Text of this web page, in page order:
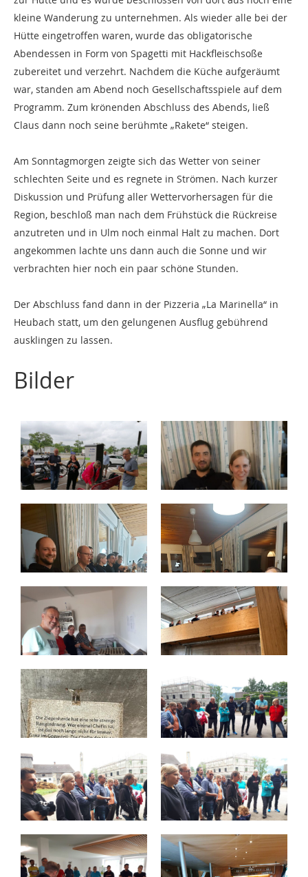
kleine Wanderung zu unternehmen. Als wieder alle bei der
Hütte eingetroffen waren, wurde das obligatorische
Abendessen in Form von Spagetti mit Hackfleischsoße
zubereitet und verzehrt. Nachdem die Küche aufgeräumt
war, standen am Abend noch Gesellschaftsspiele auf dem
Programm. Zum krönenden Abschluss des Abends, ließ
Claus dann noch seine berühmte „Rakete“ steigen.
Am Sonntagmorgen zeigte sich das Wetter von seiner
schlechten Seite und es regnete in Strömen. Nach kurzer
Diskussion und Prüfung aller Wettervorhersagen für die
Region, beschloß man nach dem Frühstück die Rückreise
anzutreten und in Ulm noch einmal Halt zu machen. Dort
angekommen lachte uns dann auch die Sonne und wir
verbrachten hier noch ein paar schöne Stunden.
Der Abschluss fand dann in der Pizzeria „La Marinella“ in
Heubach statt, um den gelungenen Ausflug gebührend
ausklingen zu lassen.
Bilder